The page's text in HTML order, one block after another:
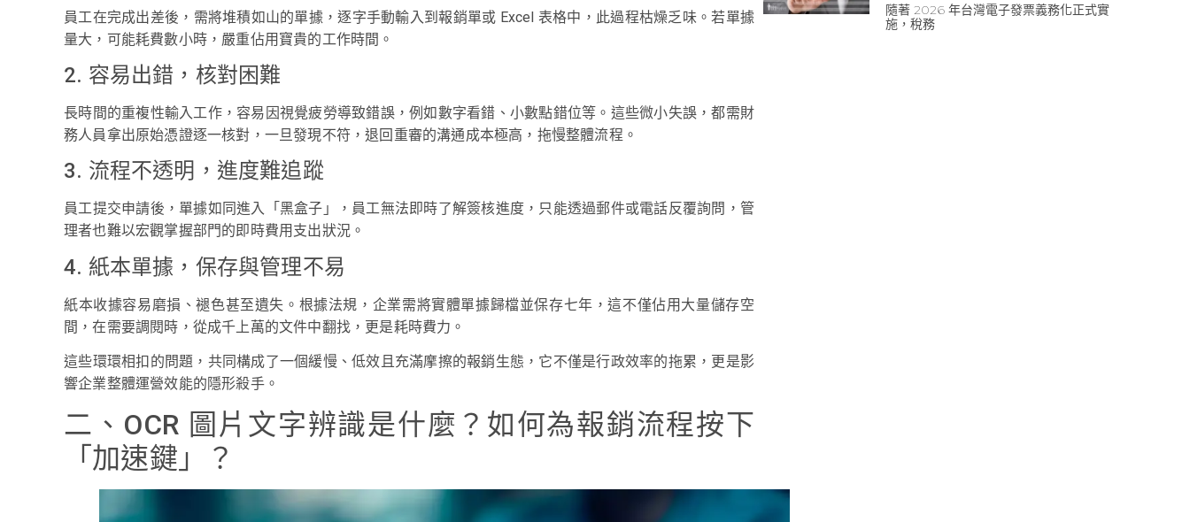
員工在完成出差後，需將堆積如山的單據，逐字手動輸入到報銷單或 Excel 表格中，此過程枯燥乏味。若單據
量大，可能耗費數小時，嚴重佔用寶貴的工作時間。
2. 容易出錯，核對困難
長時間的重複性輸入工作，容易因視覺疲勞導致錯誤，例如數字看錯、小數點錯位等。這些微小失誤，都需財
務人員拿出原始憑證逐一核對，一旦發現不符，退回重審的溝通成本極高，拖慢整體流程。
3. 流程不透明，進度難追蹤
員工提交申請後，單據如同進入「黑盒子」，員工無法即時了解簽核進度，只能透過郵件或電話反覆詢問，管
理者也難以宏觀掌握部門的即時費用支出狀況。
4. 紙本單據，保存與管理不易
紙本收據容易磨損、褪色甚至遺失。根據法規，企業需將實體單據歸檔並保存七年，這不僅佔用大量儲存空
間，在需要調閱時，從成千上萬的文件中翻找，更是耗時費力。
這些環環相扣的問題，共同構成了一個緩慢、低效且充滿摩擦的報銷生態，它不僅是行政效率的拖累，更是影
響企業整體運營效能的隱形殺手。
二、OCR 圖片文字辨識是什麼？如何為報銷流程按下
「加速鍵」？
隨著 2026 年台灣電子發票義務化正式實
施，稅務